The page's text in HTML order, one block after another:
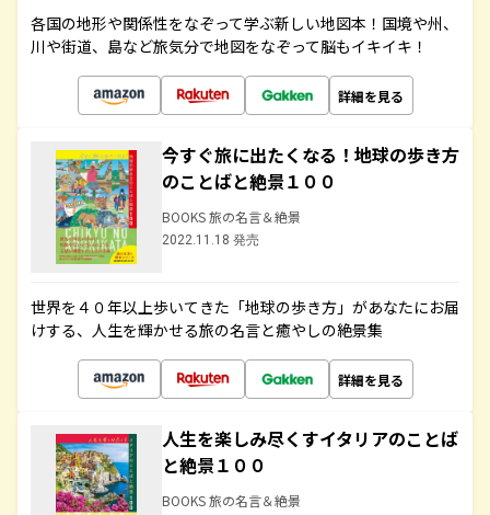
各国の地形や関係性をなぞって学ぶ新しい地図本！国境や州、
川や街道、島など旅気分で地図をなぞって脳もイキイキ！
詳細を見る
今すぐ旅に出たくなる！地球の歩き方
のことばと絶景１００
BOOKS 旅の名言＆絶景
2022.11.18 発売
世界を４０年以上歩いてきた「地球の歩き方」があなたにお届
けする、人生を輝かせる旅の名言と癒やしの絶景集
詳細を見る
人生を楽しみ尽くすイタリアのことば
と絶景１００
BOOKS 旅の名言＆絶景